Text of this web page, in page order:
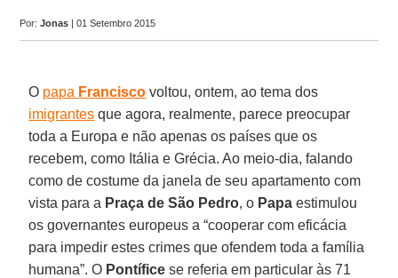
Por:Jonas | 01 Setembro 2015
O papa Francisco voltou, ontem, ao tema dos
imigrantes que agora, realmente, parece preocupar
toda a Europa e não apenas os países que os
recebem, como Itália e Grécia. Ao meio-dia, falando
como de costume da janela de seu apartamento com
vista para a Praça de São Pedro, o Papa estimulou
os governantes europeus a “cooperar com eficácia
para impedir estes crimes que ofendem toda a família
humana”. O Pontífice se referia em particular às 71